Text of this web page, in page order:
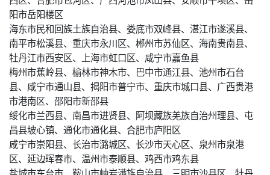
阳市岳阳楼区
海东市民和回族土族自治县、娄底市双峰县、湛江市遂溪县、
南平市松溪县、重庆市永川区、郴州市苏仙区、海南贵南县、
牡丹江市西安区、上海市虹口区、咸宁市嘉鱼县
梅州市蕉岭县、榆林市神木市、巴中市通江县、池州市石台
县、咸宁市通山县、揭阳市普宁市、重庆市城口县、广西贵港
市港南区、邵阳市新邵县
绥化市兰西县、南昌市进贤县、阿坝藏族羌族自治州理县、屯
昌县坡心镇、通化市通化县、合肥市庐阳区
咸宁市崇阳县、长治市潞城区、长沙市天心区、泉州市泉港
区、延边珲春市、温州市泰顺县、鸡西市鸡东县